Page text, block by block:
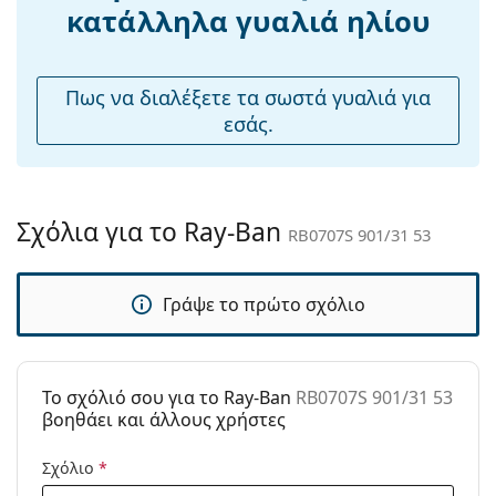
μαξιλάρια
άρθρωση:
Όχι
Αξεσουάρ
Πανί
καθαρισμού:
Ναι
Τύπος:
Unisex
Μάρκα:
Ray-Ban
RB0707S 901/31 53
κατάλληλα γυαλιά ηλίου
Πως να διαλέξετε τα σωστά γυαλιά για
εσάς.
Σχόλια για το Ray-Ban RB0707S 901/31 53
Γράψε το πρώτο σχόλιο
To σχόλιό σου για το Ray-Ban RB0707S 901/31 53
βοηθάει και άλλους χρήστες
Σχόλιο *